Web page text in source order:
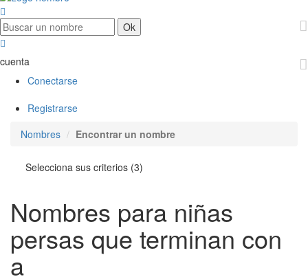
cuenta
Conectarse
Registrarse
Nombres
Encontrar un nombre
Selecciona sus criterios (3)
Nombres para niñas
persas que terminan con
a